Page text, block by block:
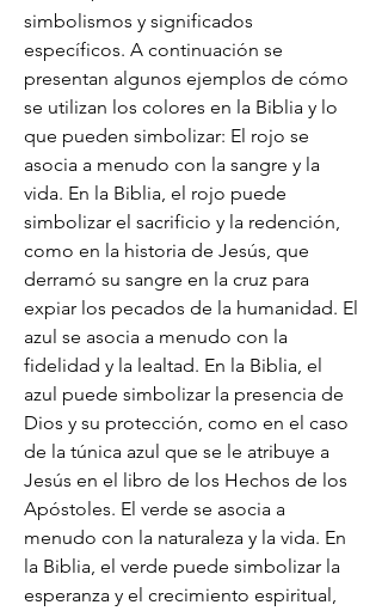
simbolismos y significados
específicos. A continuación se
presentan algunos ejemplos de cómo
se utilizan los colores en la Biblia y lo
que pueden simbolizar: El rojo se
asocia a menudo con la sangre y la
vida. En la Biblia, el rojo puede
simbolizar el sacrificio y la redención,
como en la historia de Jesús, que
derramó su sangre en la cruz para
expiar los pecados de la humanidad. El
azul se asocia a menudo con la
fidelidad y la lealtad. En la Biblia, el
azul puede simbolizar la presencia de
Dios y su protección, como en el caso
de la túnica azul que se le atribuye a
Jesús en el libro de los Hechos de los
Apóstoles. El verde se asocia a
menudo con la naturaleza y la vida. En
la Biblia, el verde puede simbolizar la
esperanza y el crecimiento espiritual,